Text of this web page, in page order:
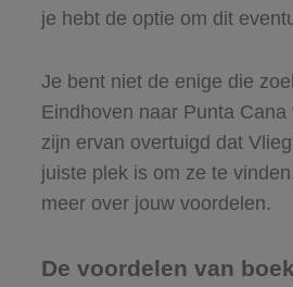
je hebt de optie om dit
Je bent niet de enige die
Eindhoven naar Punta Cana
zijn ervan overtuigd dat
juiste plek is om ze te
meer over jouw voordelen.
De voordelen van